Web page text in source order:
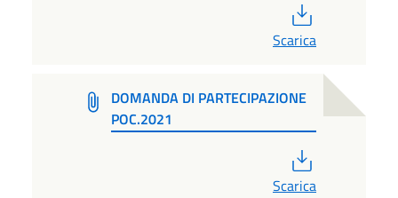
Scarica
DOMANDA DI PARTECIPAZIONE
POC.2021
Scarica